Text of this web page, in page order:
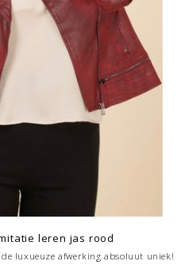
leren jas rood
luxueuze afwerking absoluut uniek!